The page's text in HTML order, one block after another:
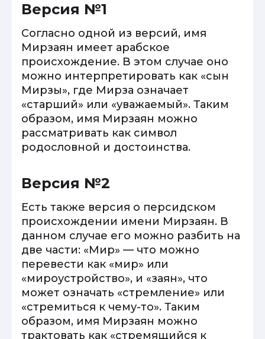
Версия №1
Согласно одной из версий, имя
Мирзаян имеет арабское
происхождение. В этом случае оно
можно интерпретировать как «сын
Мирзы», где Мирза означает
«старший» или «уважаемый». Таким
образом, имя Мирзаян можно
рассматривать как символ
родословной и достоинства.
Версия №2
Есть также версия о персидском
происхождении имени Мирзаян. В
данном случае его можно разбить на
две части: «Мир» — что можно
перевести как «мир» или
«мироустройство», и «заян», что
может означать «стремление» или
«стремиться к чему-то». Таким
образом, имя Мирзаян можно
трактовать как «стремящийся к